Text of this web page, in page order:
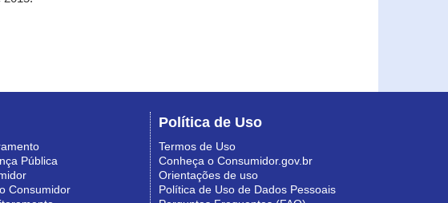
Pública
Consumidor
Política de Uso
Termos de Uso
Conheça o Consumidor.gov.br
Orientações de uso
Política de Uso de Dados Pessoais